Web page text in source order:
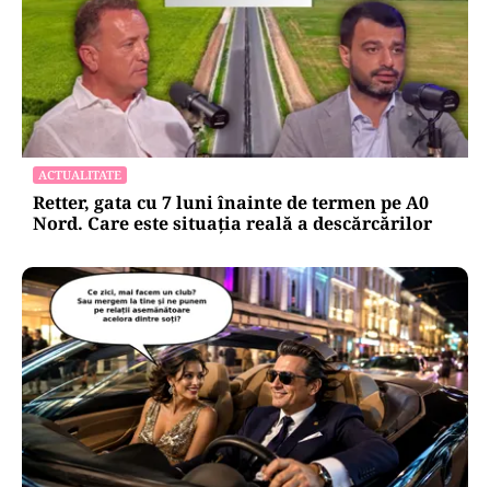
ACTUALITATE
Retter, gata cu 7 luni înainte de termen pe A0
Nord. Care este situația reală a descărcărilor